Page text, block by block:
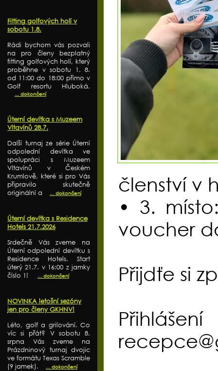
Fitting golfových holí v
sobotu 1.8.
Rádi bychom vás pozvali
na pro členy bezplatný
fitting golfových holí, který
proběhne v sobotu 1. 8.
od 11:00 do 18:00 přímo v
Golf resortu Hluboká.
... dokončení
Úterní devítka s Muzeem
Vltavínů 28.7.
Další turnaj ze série Úterní
odpolední devítka ve
spolupráci s Muzeem
Vltavínů v Českém
Krumlově, které si pro Vás
připravilo skutečně
originální a
... dokončení
Úterní devítka s Residence
Hotels 21.7.2026
Srdečně Vás zveme na
Úterní odpolední devítku s
Residence Hotels. Start
úterý 21.7. v 16:00 z jamky
číslo 1!
... dokončení
NOVINKA letošní sezóny
jen pro členy GKHNV!
Léto, golf a grilování. Co
víc si přát? V sobotu 8.
srpna Vás zveme na
Prázdninový turnaj dvojic
ve formátu Texas Scramble
(9 jamek).
... dokončení
členství v
• 3.
voucher
Přijdťe si